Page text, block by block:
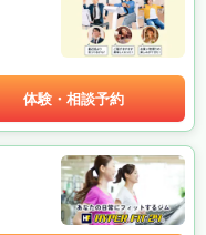
体験・相談予約